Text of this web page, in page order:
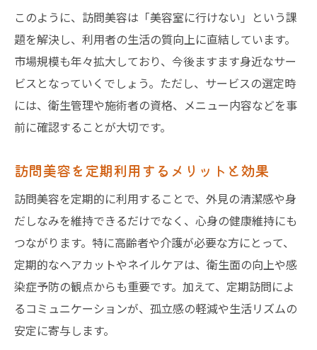
このように、訪問美容は「美容室に行けない」という課
題を解決し、利用者の生活の質向上に直結しています。
市場規模も年々拡大しており、今後ますます身近なサー
ビスとなっていくでしょう。ただし、サービスの選定時
には、衛生管理や施術者の資格、メニュー内容などを事
前に確認することが大切です。
訪問美容を定期利用するメリットと効果
訪問美容を定期的に利用することで、外見の清潔感や身
だしなみを維持できるだけでなく、心身の健康維持にも
つながります。特に高齢者や介護が必要な方にとって、
定期的なヘアカットやネイルケアは、衛生面の向上や感
染症予防の観点からも重要です。加えて、定期訪問によ
るコミュニケーションが、孤立感の軽減や生活リズムの
安定に寄与します。